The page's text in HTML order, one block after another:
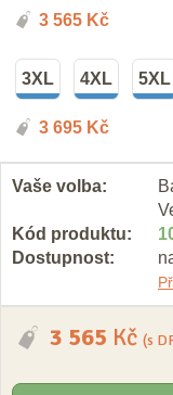
3 565 Kč
3XL 4XL 5XL
3 695 Kč
Vaše volba:
Kód produktu:
Dostupnost:
3 565 Kč (s